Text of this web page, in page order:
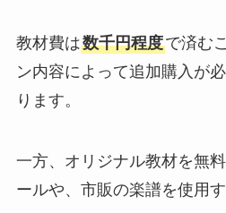
教材費は数千円程度で済む
ン内容によって追加購入が
ります。
一方、オリジナル教材を無
ールや、市販の楽譜を使用